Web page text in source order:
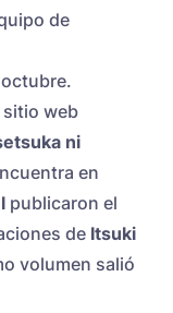
de
sitio web
ni
en
publicaron el
de Itsuki
volumen salió